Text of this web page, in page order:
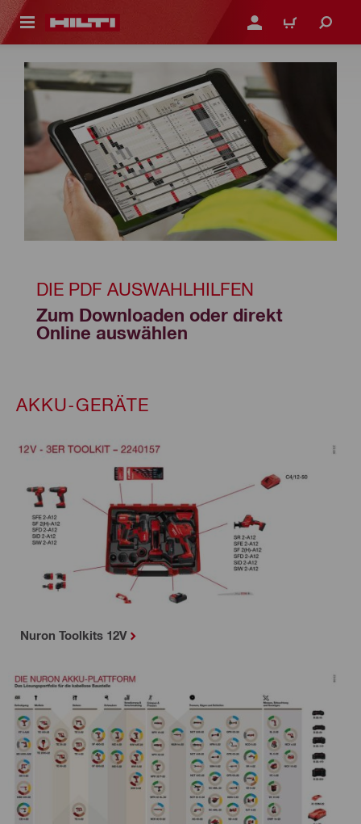
ANMELDEN ODER
WARENKORB
DIE PDF AUSWAHLHILFEN
Zum Downloaden oder direkt
Online auswählen
AKKU-GERÄTE
Nuron Toolkits 12V